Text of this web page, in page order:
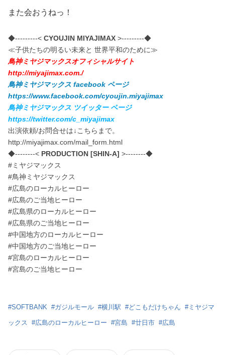
また会おうねっ！
◆---------< CYOUJIN MIYAJIMAX >---------◆
≪子供たちの明るい未来と 世界平和のために≫
鳥神ミヤジマックスオフィシャルサイト
http://miyajimax.com./
鳥神ミヤジマックス facebook ページ
https://www.facebook.com/cyoujin.miyajimax
鳥神ミヤジマックス ツイッター ページ
https://twitter.com/c_miyajimax
出演依頼/お問合せは↓こちらまで。
http://miyajimax.com/mail_form.html
◆--------< PRODUCTION [SHIN-A] >--------◆
#ミヤジマックス
#鳥神ミヤジマックス
#広島のローカルヒーロー
#広島のご当地ヒーロー
#広島県のローカルヒーロー
#広島県のご当地ヒーロー
#中国地方のローカルヒーロー
#中国地方のご当地ヒーロー
#宮島のローカルヒーロー
#宮島のご当地ヒーロー
#SOFTBANK #ガジルモール #横川駅 #どこもだけちゃん #ミヤジマ
ックス #広島のローカルヒーロー #宮島 #廿日市 #広島